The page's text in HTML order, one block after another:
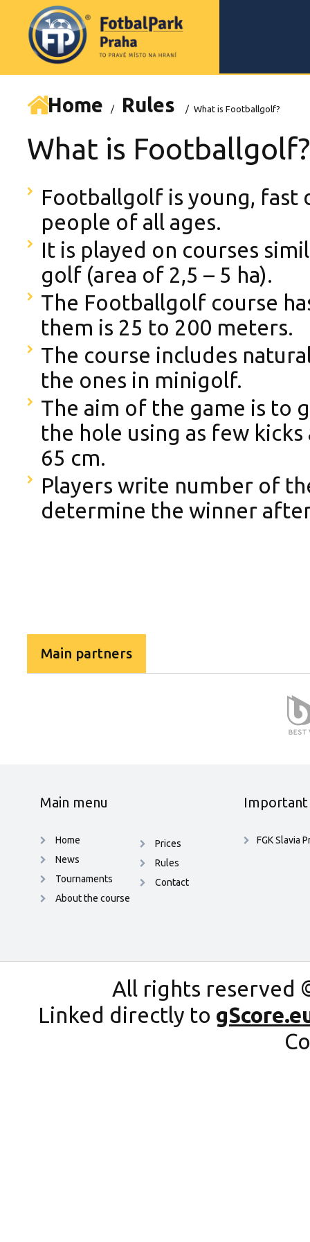
Home / Rules / What is Footballgolf?
What is Footballgolf?
Footballgolf is young,
people of all ages.
It is played on courses
golf (area of 2,5 – 5 ha).
The Footballgolf course
them is 25 to 200 meters.
The course includes
the ones in minigolf.
The aim of the game is to
the hole using as few
65 cm.
Players write number of
determine the winner
Main partners
Main menu
Home
News
Tournaments
About the course
Prices
Rules
Contact
Important
FGK Slavia
All rights reserved
Linked directly to